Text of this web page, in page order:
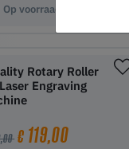
Op voorraad:
Rotary Roller
Engraving
€ 119,00